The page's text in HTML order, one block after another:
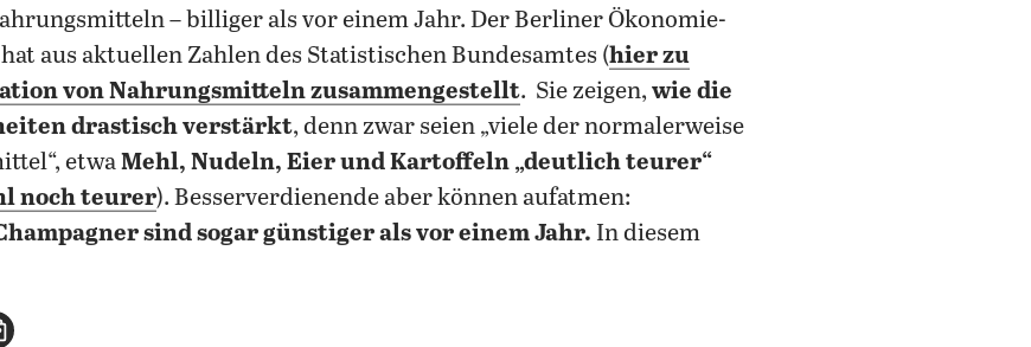
– billiger als vor einem Jahr. Der Berliner Ökonomie-
aus aktuellen Zahlen des Statistischen Bundesamtes (hier zu
von Nahrungsmitteln zusammengestellt. Sie zeigen,wie die
drastisch verstärkt, denn zwar seien „viele der normalerweise
etwaMehl, Nudeln, Eier und Kartoffeln „deutlich teurer“
noch teurer). Besserverdienende aber können aufatmen:
sind sogar günstiger als vor einem Jahr. In diesem
teilen
Mail teilen